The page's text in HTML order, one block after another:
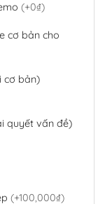
(+0₫)
cơ bản cho
cơ bản)
quyết vấn đề)
(+100,000₫)